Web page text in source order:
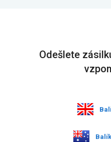
Odešlete